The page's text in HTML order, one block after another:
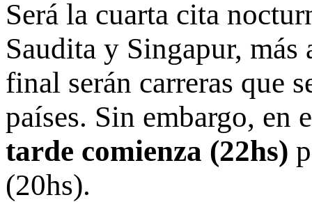
Será la cuarta cita
Saudita y Singapur,
final serán carreras que
países. Sin embargo,
tarde comienza (22hs)
(20hs).